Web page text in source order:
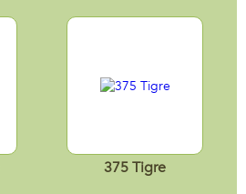
375 Tigre